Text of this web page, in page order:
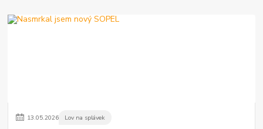
13.05.2026 Lov na splávek